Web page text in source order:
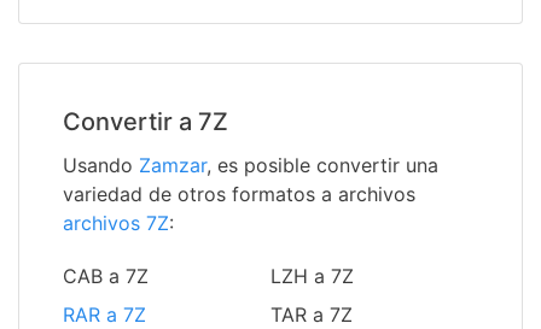
Convertir a 7Z
Usando Zamzar, es posible convertir una
variedad de otros formatos a archivos
archivos 7Z:
CAB a 7Z
LZH a 7Z
RAR a 7Z
TAR a 7Z